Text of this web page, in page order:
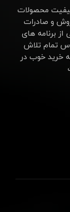
محصولات
و صادرات
برنامه های
تمام تلاش
خرید خوب در